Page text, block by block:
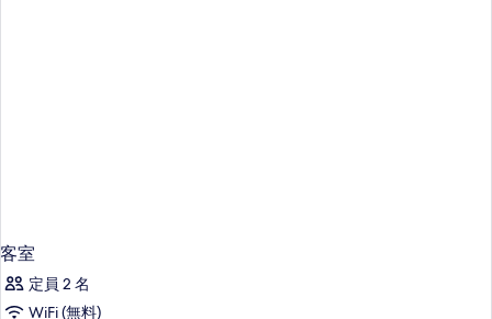
客室
定員 2 名
WiFi (無料)